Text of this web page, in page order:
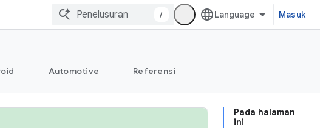
/ Masuk
Automotive Referensi
Pada halaman
ini